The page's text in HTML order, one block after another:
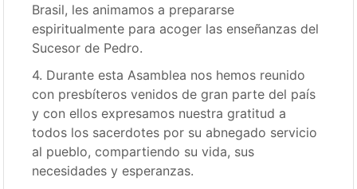
Brasil, les animamos a prepararse
espiritualmente para acoger las enseñanzas del
Sucesor de Pedro.
4. Durante esta Asamblea nos hemos reunido
con presbíteros venidos de gran parte del país
y con ellos expresamos nuestra gratitud a
todos los sacerdotes por su abnegado servicio
al pueblo, compartiendo su vida, sus
necesidades y esperanzas.